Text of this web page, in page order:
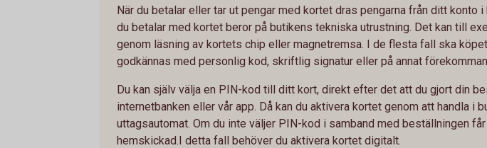
När du betalar eller tar ut pengar med kortet dras pengarna från ditt konto i
du betalar med kortet beror på butikens tekniska utrustning. Det kan till
genom läsning av kortets chip eller magnetremsa. I de flesta fall ska
godkännas med personlig kod, skriftlig signatur eller på annat
Du kan själv välja en PIN-kod till ditt kort, direkt efter det att du gjort din
internetbanken eller vår app. Då kan du aktivera kortet genom att handla i
uttagsautomat. Om du inte väljer PIN-kod i samband med beställningen
hemskickad.I detta fall behöver du aktivera kortet digitalt.